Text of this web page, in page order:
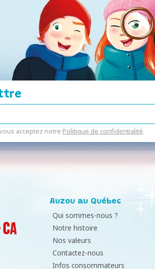
acceptez notre Politique de confidentialité.
Auzou au Québec
Qui sommes-nous ?
Notre histoire
Nos valeurs
Contactez-nous
Infos consommateurs